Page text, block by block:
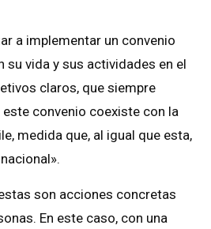
a implementar un convenio
vida y sus actividades en el
claros, que siempre
convenio coexiste con la
medida que, al igual que esta,
son acciones concretas
En este caso, con una